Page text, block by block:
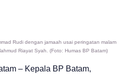
Rudi dengan jamaah usai peringatan malam
Riayat Syah. (Foto: Humas BP Batam)
– Kepala BP Batam,